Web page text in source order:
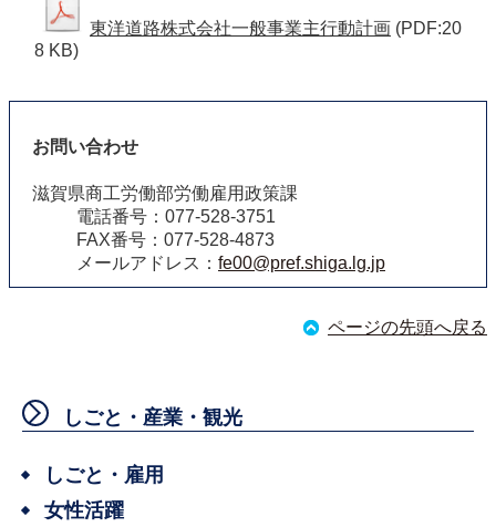
東洋道路株式会社一般事業主行動計画 (PDF:20
8 KB)
お問い合わせ
滋賀県商工労働部労働雇用政策課
電話番号：077-528-3751
FAX番号：077-528-4873
メールアドレス： fe00@pref.shiga.lg.jp
ページの先頭へ戻る
しごと・産業・観光
しごと・雇用
女性活躍